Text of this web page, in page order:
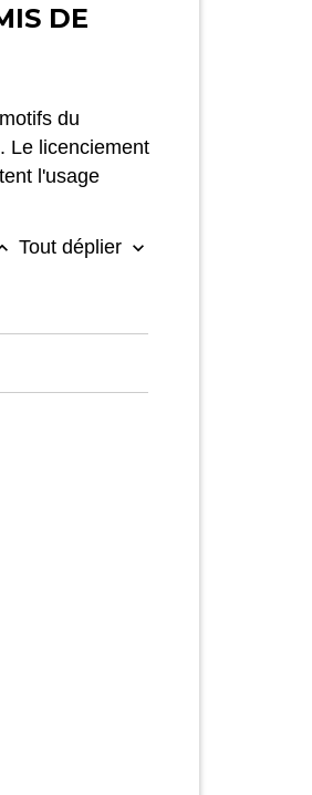
DE
du
Le licenciement
l'usage
Tout déplier keyboard_arrow_down